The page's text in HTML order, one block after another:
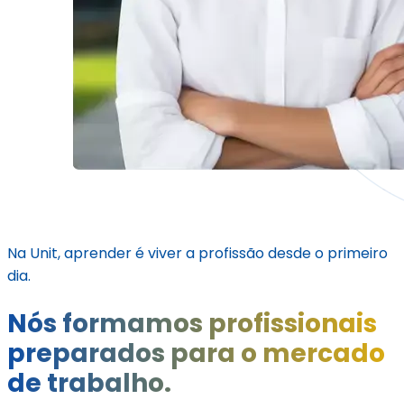
Na Unit, aprender é viver a profissão desde o primeiro
dia.
Nós formamos profissionais
preparados para o mercado
de trabalho.